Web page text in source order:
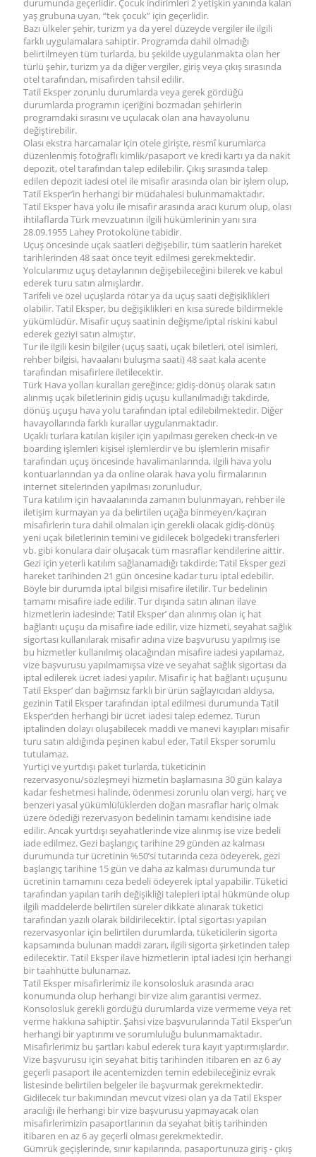
durumunda geçerlidir. Çocuk indirimleri 2 yetişkin yanında kalan
yaş grubuna uyan, “tek çocuk” için geçerlidir.
Bazı ülkeler şehir, turizm ya da yerel düzeyde vergiler ile ilgili
farklı uygulamalara sahiptir. Programda dahil olmadığı
belirtilmeyen tüm turlarda, bu şekilde uygulanmakta olan her
türlü şehir, turizm ya da diğer vergiler, giriş veya çıkış sırasında
otel tarafından, misafirden tahsil edilir.
Tatil Eksper zorunlu durumlarda veya gerek gördüğü
durumlarda programın içeriğini bozmadan şehirlerin
programdaki sırasını ve uçulacak olan ana havayolunu
değiştirebilir.
Olası ekstra harcamalar için otele girişte, resmî kurumlarca
düzenlenmiş fotoğraflı kimlik/pasaport ve kredi kartı ya da nakit
depozit, otel tarafından talep edilebilir. Çıkış sırasında talep
edilen depozit iadesi otel ile misafir arasında olan bir işlem olup,
Tatil Eksper’in herhangi bir müdahalesi bulunmamaktadır.
Tatil Eksper hava yolu ile misafir arasında aracı kurum olup, olası
ihtilaflarda Türk mevzuatının ilgili hükümlerinin yanı sıra
28.09.1955 Lahey Protokolüne tabidir.
Uçuş öncesinde uçak saatleri değişebilir, tüm saatlerin hareket
tarihlerinden 48 saat önce teyit edilmesi gerekmektedir.
Yolcularımız uçuş detaylarının değişebileceğini bilerek ve kabul
ederek turu satın almışlardır.
Tarifeli ve özel uçuşlarda rötar ya da uçuş saati değişiklikleri
olabilir. Tatil Eksper, bu değişiklikleri en kısa sürede bildirmekle
yükümlüdür. Misafir uçuş saatinin değişme/iptal riskini kabul
ederek geziyi satın almıştır.
Tur ile ilgili kesin bilgiler (uçuş saati, uçak biletleri, otel isimleri,
rehber bilgisi, havaalanı buluşma saati) 48 saat kala acente
tarafından misafirlere iletilecektir.
Türk Hava yolları kuralları gereğince; gidiş-dönüş olarak satın
alınmış uçak biletlerinin gidiş uçuşu kullanılmadığı takdirde,
dönüş uçuşu hava yolu tarafından iptal edilebilmektedir. Diğer
havayollarında farklı kurallar uygulanmaktadır.
Uçaklı turlara katılan kişiler için yapılması gereken check-in ve
boarding işlemleri kişisel işlemlerdir ve bu işlemlerin misafir
tarafından uçuş öncesinde havalimanlarında, ilgili hava yolu
kontuarlarından ya da online olarak hava yolu firmalarının
internet sitelerinden yapılması zorunludur.
Tura katılım için havaalanında zamanın bulunmayan, rehber ile
iletişim kurmayan ya da belirtilen uçağa binmeyen/kaçıran
misafirlerin tura dahil olmaları için gerekli olacak gidiş-dönüş
yeni uçak biletlerinin temini ve gidilecek bölgedeki transferleri
vb. gibi konulara dair oluşacak tüm masraflar kendilerine aittir.
Gezi için yeterli katılım sağlanamadığı takdirde; Tatil Eksper gezi
hareket tarihinden 21 gün öncesine kadar turu iptal edebilir.
Böyle bir durumda iptal bilgisi misafire iletilir. Tur bedelinin
tamamı misafire iade edilir. Tur dışında satın alınan ilave
hizmetlerin iadesinde; Tatil Eksper’ dan alınmış olan iç hat
bağlantı uçuşu da misafire iade edilir, vize hizmeti, seyahat sağlık
sigortası kullanılarak misafir adına vize başvurusu yapılmış ise
bu hizmetler kullanılmış olacağından misafire iadesi yapılamaz,
vize başvurusu yapılmamışsa vize ve seyahat sağlık sigortası da
iptal edilerek ücret iadesi yapılır. Misafir iç hat bağlantı uçuşunu
Tatil Eksper’ dan bağımsız farklı bir ürün sağlayıcıdan aldıysa,
gezinin Tatil Eksper tarafından iptal edilmesi durumunda Tatil
Eksper’den herhangi bir ücret iadesi talep edemez. Turun
iptalinden dolayı oluşabilecek maddi ve manevi kayıpları misafir
turu satın aldığında peşinen kabul eder, Tatil Eksper sorumlu
tutulamaz.
Yurtiçi ve yurtdışı paket turlarda, tüketicinin
rezervasyonu/sözleşmeyi hizmetin başlamasına 30 gün kalaya
kadar feshetmesi halinde, ödenmesi zorunlu olan vergi, harç ve
benzeri yasal yükümlülüklerden doğan masraflar hariç olmak
üzere ödediği rezervasyon bedelinin tamamı kendisine iade
edilir. Ancak yurtdışı seyahatlerinde vize alınmış ise vize bedeli
iade edilmez. Gezi başlangıç tarihine 29 günden az kalması
durumunda tur ücretinin %50’si tutarında ceza ödeyerek, gezi
başlangıç tarihine 15 gün ve daha az kalması durumunda tur
ücretinin tamamını ceza bedeli ödeyerek iptal yapabilir. Tüketici
tarafından yapılan tarih değişikliği talepleri iptal hükmünde olup
ilgili maddelerde belirtilen süreler dikkate alınarak tüketici
tarafından yazılı olarak bildirilecektir. İptal sigortası yapılan
rezervasyonlar için belirtilen durumlarda, tüketicilerin sigorta
kapsamında bulunan maddi zararı, ilgili sigorta şirketinden talep
edilecektir. Tatil Eksper ilave hizmetlerin iptal iadesi için herhangi
bir taahhütte bulunamaz.
Tatil Eksper misafirlerimiz ile konsolosluk arasında aracı
konumunda olup herhangi bir vize alım garantisi vermez.
Konsolosluk gerekli gördüğü durumlarda vize vermeme veya ret
verme hakkına sahiptir. Şahsi vize başvurularında Tatil Eksper’un
herhangi bir yaptırımı ve sorumluluğu bulunmamaktadır.
Misafirlerimiz bu şartları kabul ederek tura kayıt yaptırmışlardır.
Vize başvurusu için seyahat bitiş tarihinden itibaren en az 6 ay
geçerli pasaport ile acentemizden temin edebileceğiniz evrak
listesinde belirtilen belgeler ile başvurmak gerekmektedir.
Gidilecek tur bakımından mevcut vizesi olan ya da Tatil Eksper
aracılığı ile herhangi bir vize başvurusu yapmayacak olan
misafirlerimizin pasaportlarının da seyahat bitiş tarihinden
itibaren en az 6 ay geçerli olması gerekmektedir.
Gümrük geçişlerinde, sınır kapılarında, pasaportunuza giriş - çıkış